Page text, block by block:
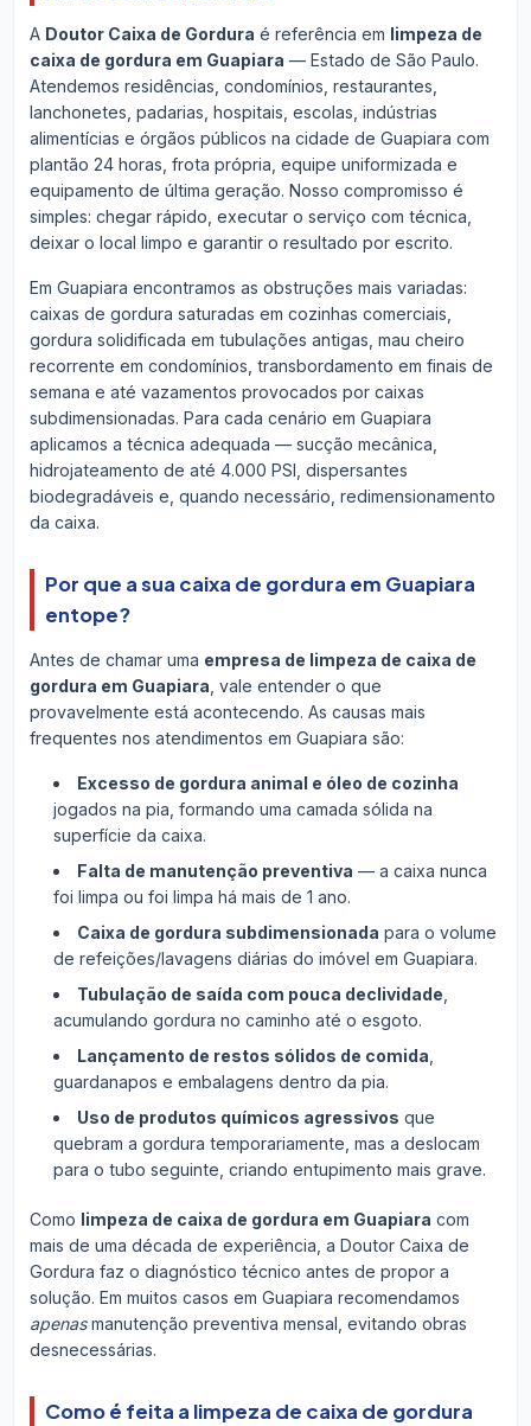
A Doutor Caixa de Gordura é referência em limpeza de
caixa de gordura em Guapiara — Estado de São Paulo.
Atendemos residências, condomínios, restaurantes,
lanchonetes, padarias, hospitais, escolas, indústrias
alimentícias e órgãos públicos na cidade de Guapiara com
plantão 24 horas, frota própria, equipe uniformizada e
equipamento de última geração. Nosso compromisso é
simples: chegar rápido, executar o serviço com técnica,
deixar o local limpo e garantir o resultado por escrito.
Em Guapiara encontramos as obstruções mais variadas:
caixas de gordura saturadas em cozinhas comerciais,
gordura solidificada em tubulações antigas, mau cheiro
recorrente em condomínios, transbordamento em finais de
semana e até vazamentos provocados por caixas
subdimensionadas. Para cada cenário em Guapiara
aplicamos a técnica adequada — sucção mecânica,
hidrojateamento de até 4.000 PSI, dispersantes
biodegradáveis e, quando necessário, redimensionamento
da caixa.
Por que a sua caixa de gordura em Guapiara
entope?
Antes de chamar uma empresa de limpeza de caixa de
gordura em Guapiara , vale entender o que
provavelmente está acontecendo. As causas mais
frequentes nos atendimentos em Guapiara são:
Excesso de gordura animal e óleo de cozinha
jogados na pia, formando uma camada sólida na
superfície da caixa.
Falta de manutenção preventiva — a caixa nunca
foi limpa ou foi limpa há mais de 1 ano.
Caixa de gordura subdimensionada para o volume
de refeições/lavagens diárias do imóvel em Guapiara.
Tubulação de saída com pouca declividade
acumulando gordura no caminho até o esgoto.
Lançamento de restos sólidos de comida
guardanapos e embalagens dentro da pia.
Uso de produtos químicos agressivos que
quebram a gordura temporariamente, mas a deslocam
para o tubo seguinte, criando entupimento mais grave.
Como limpeza de caixa de gordura em Guapiara com
mais de uma década de experiência, a Doutor Caixa de
Gordura faz o diagnóstico técnico antes de propor a
solução. Em muitos casos em Guapiara recomendamos
apenasmanutenção preventiva mensal, evitando obras
desnecessárias.
Como é feita a limpeza de caixa de gordura